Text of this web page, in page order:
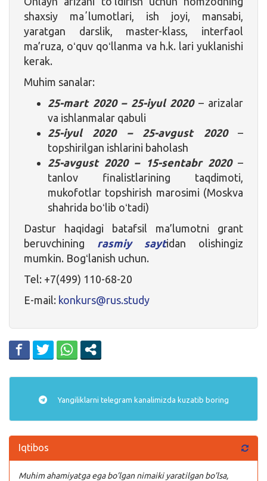
shaxsiy maʼlumotlari, ish joyi, mansabi,
yaratgan darslik, master-klass, interfaol
ma’ruza, oʻquv qoʻllanma va h.k. lari yuklanishi
kerak.
Muhim sanalar:
25-mart 2020 – 25-iyul 2020– arizalar
va ishlanmalar qabuli
25-iyul 2020 – 25-avgust 2020–
topshirilgan ishlarini baholash
25-avgust 2020 – 15-sentabr 2020–
tanlov finalistlarining taqdimoti,
mukofotlar topshirish marosimi (Moskva
shahrida boʻlib oʻtadi)
Dastur haqidagi batafsil ma’lumotni grant
beruvchining rasmiy saytidan olishingiz
mumkin. Bogʻlanish uchun.
Tel: +7(499) 110-68-20
E-mail: konkurs@rus.study
Yangiliklarni telegram kanalimizda kuzatib boring
Iqtibos
Muhim ahamiyatga ega bo’lgan nimaiki yaratilgan bo’lsa,